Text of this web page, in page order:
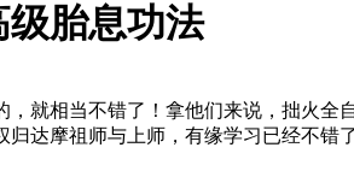
级胎息功法
相当不错了！拿他们来说，拙火全
达摩祖师与上师，有缘学习已经不